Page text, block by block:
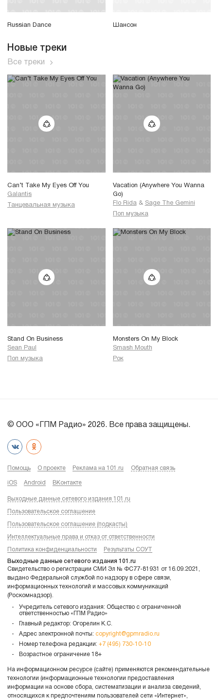
Russian Dance Шансон
Новые треки
Все треки
Can’t Take My Eyes Off You
Galantis
Танцевальная музыка
Vacation (Anywhere You Wanna
Go)
Flo Rida & Sage The Gemini
Поп музыка
Stand On Business
Sean Paul
Поп музыка
Monsters On My Block
Smash Mouth
Рок
© ООО «ГПМ Радио» 2026. Все права защищены.
Помощь О проекте Реклама на 101.ru Обратная связь
iOS Android ВКонтакте
Выходные данные сетевого издания 101.ru
Пользовательское соглашение
Пользовательское соглашение (подкасты)
Интеллектуальные права и отказ от ответственности
Политика конфиденциальности Результаты СОУТ
Выходные данные сетевого издания 101.ru
Свидетельство о регистрации СМИ Эл № ФС77-81931 от 16.09.2021,
выдано Федеральной службой по надзору в сфере связи,
информационных технологий и массовых коммуникаций
(Роскомнадзор).
Учредитель сетевого издания: Общество с ограниченной
ответственностью «ГПМ Радио»
Главный редактор: Огорелин К.С.
Адрес электронной почты: copyright@gpmradio.ru
Номер телефона редакции: +7 (495) 730-10-10
Возрастное ограничение 18+
На информационном ресурсе (сайте) применяются рекомендательные
технологии (информационные технологии предоставления
информации на основе сбора, систематизации и анализа сведений,
относящихся к предпочтениям пользователей сети «Интернет»,